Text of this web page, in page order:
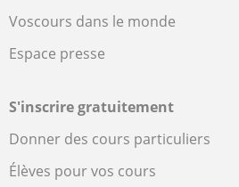
Voscours dans le monde
Espace presse
S'inscrire gratuitement
Donner des cours particuliers
Élèves pour vos cours